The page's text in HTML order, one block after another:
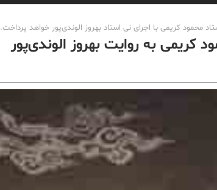
محمود کریمی با اجرای نی استاد بهروز الوندی‌پور خواهد پرداخت.
کریمی به روایت بهروز الوندی‌پور